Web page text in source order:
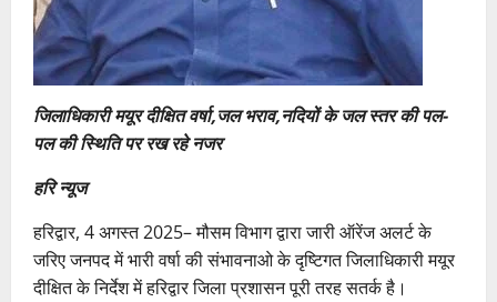
जिलाधिकारी मयूर दीक्षित वर्षा,जल भराव,नदियों के जल स्तर की पल-
पल की स्थिति पर रख रहे नजर
हरि न्यूज
हरिद्वार, 4 अगस्त 2025– मौसम विभाग द्वारा जारी ऑरेंज अलर्ट के
जरिए जनपद में भारी वर्षा की संभावनाओ के दृष्टिगत जिलाधिकारी मयूर
दीक्षित के निर्देश में हरिद्वार जिला प्रशासन पूरी तरह सतर्क है।